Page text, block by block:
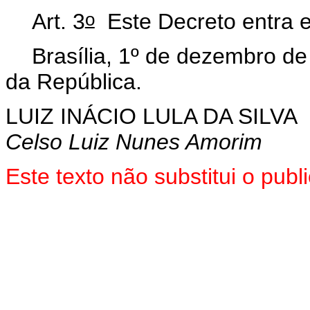
Art. 3oEste Decreto entra
Brasília, 1º de dezembro
da República.
LUIZ INÁCIO LULA DA SILVA
Celso Luiz Nunes Amorim
Este texto não substitui o